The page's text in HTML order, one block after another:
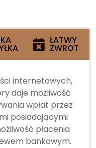
ŁATWY
ZWROT
internetowych,
daje możliwość
wpłat przez
posiadającymi
płacenia
bankowym.